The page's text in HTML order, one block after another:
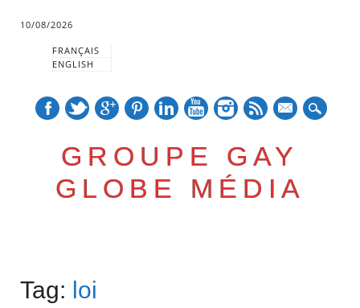
10/08/2026
FRANÇAIS
ENGLISH
GROUPE GAY
GLOBE MÉDIA
Main menu
content
Tag: loi